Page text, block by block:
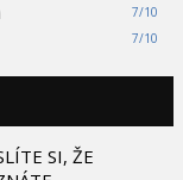
7/10
7/10
SI, ŽE